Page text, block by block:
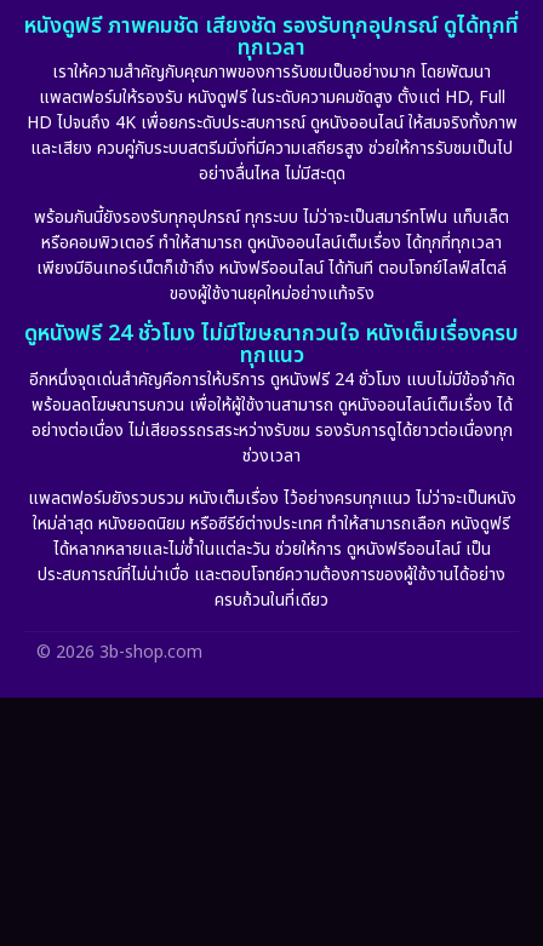
Emotional (101)
Epic มหากาพย์ (17)
Erotic (10)
Fantasy จินตนาการ (256)
Film
Gothic (6)
HBO GO (11)
HBO Max (2)
Healing
Heist (7)
หนังดูฟรี ภาพคมชัด เสียงชัด รองรับทุกอุปกรณ์ ดูได้ทุกที่
ทุกเวลา
เราให้ความสำคัญกับคุณภาพของการรับชมเป็นอย่างมาก โดยพัฒนา
แพลตฟอร์มให้รองรับ หนังดูฟรี ในระดับความคมชัดสูง ตั้งแต่ HD, Full
HD ไปจนถึง 4K เพื่อยกระดับประสบการณ์ ดูหนังออนไลน์ ให้สมจริงทั้งภาพ
และเสียง ควบคู่กับระบบสตรีมมิ่งที่มีความเสถียรสูง ช่วยให้การรับชมเป็นไป
อย่างลื่นไหล ไม่มีสะดุด
พร้อมกันนี้ยังรองรับทุกอุปกรณ์ ทุกระบบ ไม่ว่าจะเป็นสมาร์ทโฟน แท็บเล็ต
หรือคอมพิวเตอร์ ทำให้สามารถ ดูหนังออนไลน์เต็มเรื่อง ได้ทุกที่ทุกเวลา
เพียงมีอินเทอร์เน็ตก็เข้าถึง หนังฟรีออนไลน์ ได้ทันที ตอบโจทย์ไลฟ์สไตล์
ของผู้ใช้งานยุคใหม่อย่างแท้จริง
ดูหนังฟรี 24 ชั่วโมง ไม่มีโฆษณากวนใจ หนังเต็มเรื่องครบ
ทุกแนว
อีกหนึ่งจุดเด่นสำคัญคือการให้บริการ ดูหนังฟรี 24 ชั่วโมง แบบไม่มีข้อจำกัด
พร้อมลดโฆษณารบกวน เพื่อให้ผู้ใช้งานสามารถ ดูหนังออนไลน์เต็มเรื่อง ได้
อย่างต่อเนื่อง ไม่เสียอรรถรสระหว่างรับชม รองรับการดูได้ยาวต่อเนื่องทุก
ช่วงเวลา
แพลตฟอร์มยังรวบรวม หนังเต็มเรื่อง ไว้อย่างครบทุกแนว ไม่ว่าจะเป็นหนัง
ใหม่ล่าสุด หนังยอดนิยม หรือซีรีย์ต่างประเทศ ทำให้สามารถเลือก หนังดูฟรี
ได้หลากหลายและไม่ซ้ำในแต่ละวัน ช่วยให้การ ดูหนังฟรีออนไลน์ เป็น
ประสบการณ์ที่ไม่น่าเบื่อ และตอบโจทย์ความต้องการของผู้ใช้งานได้อย่าง
ครบถ้วนในที่เดียว
© 2026 3b-shop.com